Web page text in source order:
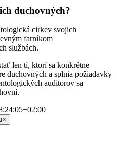
duchovných?
cirkev svojich
farníkom
službách.
len tí, ktorí sa konkrétne
duchovných a splnia požiadavky
audítorov sa
×